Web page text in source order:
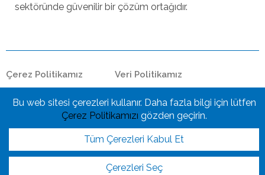
sektöründe güvenilir bir çözüm ortağıdır.
Çerez Politikamız Veri Politikamız
Bu web sitesi çerezleri kullanır. Daha fazla bilgi için lütfen
Çerez Politikamızı gözden geçirin.
Tüm Çerezleri Kabul Et
Çerezleri Seç